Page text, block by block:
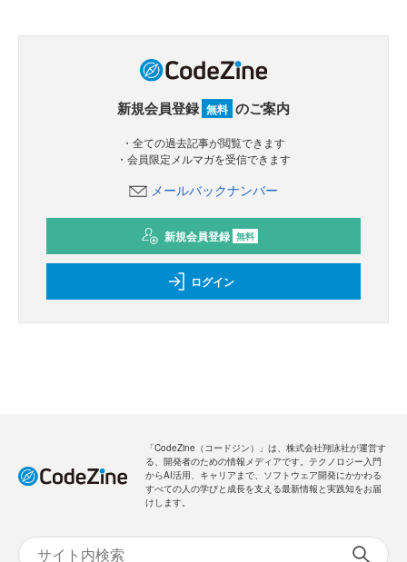
新規会員登録 無料 のご案内
・全ての過去記事が閲覧できます
・会員限定メルマガを受信できます
メールバックナンバー
新規会員登録 無料
ログイン
「CodeZine（コードジン）」は、株式会社翔泳社が運営す
る、開発者のための情報メディアです。テクノロジー入門
からAI活用、キャリアまで、ソフトウェア開発にかかわる
すべての人の学びと成長を支える最新情報と実践知をお届
けします。